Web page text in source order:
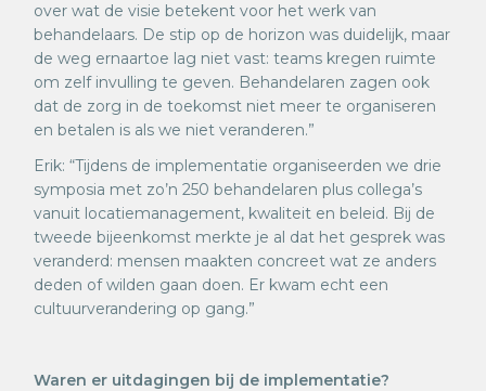
over wat de visie betekent voor het werk van
behandelaars. De stip op de horizon was duidelijk, maar
de weg ernaartoe lag niet vast: teams kregen ruimte
om zelf invulling te geven. Behandelaren zagen ook
dat de zorg in de toekomst niet meer te organiseren
en betalen is als we niet veranderen.”
Erik: “Tijdens de implementatie organiseerden we drie
symposia met zo’n 250 behandelaren plus collega’s
vanuit locatiemanagement, kwaliteit en beleid. Bij de
tweede bijeenkomst merkte je al dat het gesprek was
veranderd: mensen maakten concreet wat ze anders
deden of wilden gaan doen. Er kwam echt een
cultuurverandering op gang.”
Waren er uitdagingen bij de implementatie?